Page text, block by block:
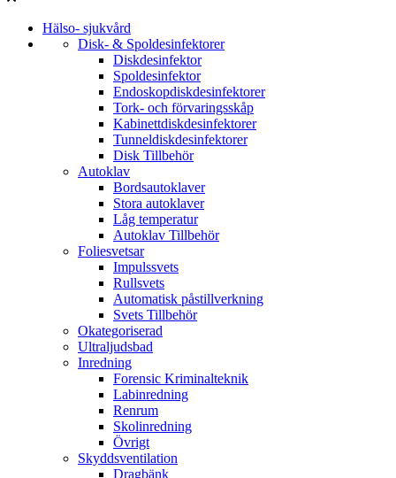
Hälso- sjukvård
Disk- & Spoldesinfektorer
Diskdesinfektor
Spoldesinfektor
Endoskopdiskdesinfektorer
Tork- och förvaringsskåp
Kabinettdiskdesinfektorer
Tunneldiskdesinfektorer
Disk Tillbehör
Autoklav
Bordsautoklaver
Stora autoklaver
Låg temperatur
Autoklav Tillbehör
Foliesvetsar
Impulssvets
Rullsvets
Automatisk påstillverkning
Svets Tillbehör
Okategoriserad
Ultraljudsbad
Inredning
Forensic Kriminalteknik
Labinredning
Renrum
Skolinredning
Övrigt
Skyddsventilation
Dragbänk